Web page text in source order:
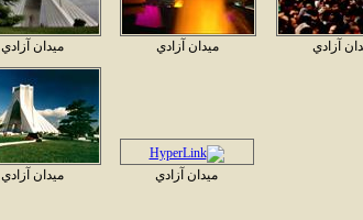
ميدان آزادي ميدان آزادي آزادي
ميدان آزادي ميدان آزادي